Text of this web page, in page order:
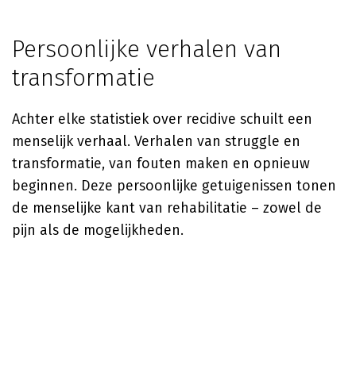
Persoonlijke verhalen van
transformatie
Achter elke statistiek over recidive schuilt een
menselijk verhaal. Verhalen van struggle en
transformatie, van fouten maken en opnieuw
beginnen. Deze persoonlijke getuigenissen tonen
de menselijke kant van rehabilitatie – zowel de
pijn als de mogelijkheden.